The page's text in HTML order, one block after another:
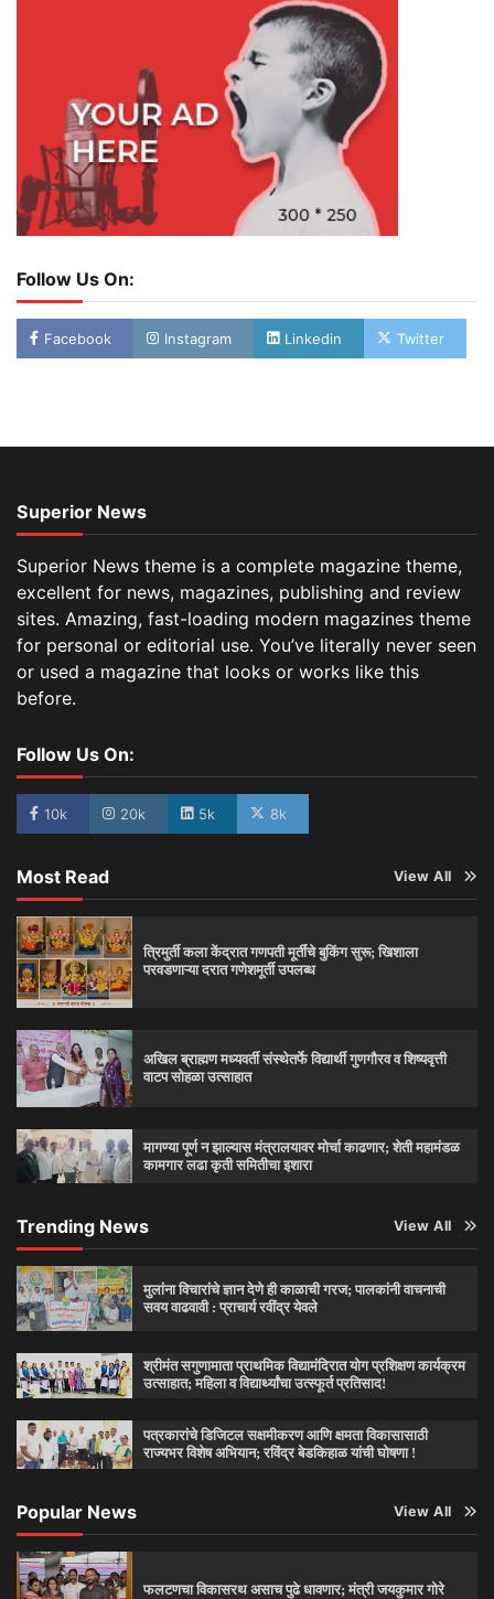
Follow Us On:
Facebook Instagram Linkedin Twitter
Superior News
Superior News theme is a complete magazine theme,
excellent for news, magazines, publishing and review
sites. Amazing, fast-loading modern magazines theme
for personal or editorial use. You’ve literally never seen
or used a magazine that looks or works like this
before.
Follow Us On:
10k 20k 5k 8k
Most Read View All
त्रिमुर्ती कला केंद्रात गणपती मूर्तींचे बुकिंग सुरू; खिशाला
परवडणाऱ्या दरात गणेशमूर्ती उपलब्ध
अखिल ब्राह्मण मध्यवर्ती संस्थेतर्फे विद्यार्थी गुणगौरव व शिष्यवृत्ती
वाटप सोहळा उत्साहात
मागण्या पूर्ण न झाल्यास मंत्रालयावर मोर्चा काढणार; शेती महामंडळ
कामगार लढा कृती समितीचा इशारा
Trending News View All
मुलांना विचारांचे ज्ञान देणे ही काळाची गरज; पालकांनी वाचनाची
सवय वाढवावी : प्राचार्य रवींद्र येवले
श्रीमंत सगुणामाता प्राथमिक विद्यामंदिरात योग प्रशिक्षण कार्यक्रम
उत्साहात; महिला व विद्यार्थ्यांचा उत्स्फूर्त प्रतिसाद!
पत्रकारांचे डिजिटल सक्षमीकरण आणि क्षमता विकासासाठी
राज्यभर विशेष अभियान; रविंद्र बेडकिहाळ यांची घोषणा !
Popular News View All
फलटणचा विकासरथ असाच पुढे धावणार; मंत्री जयकुमार गोरे